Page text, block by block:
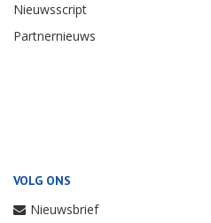
Nieuwsscript
Partnernieuws
VOLG ONS
Nieuwsbrief